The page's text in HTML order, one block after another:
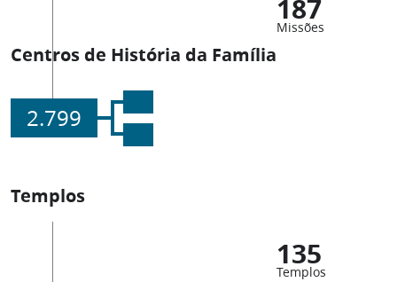
187
Missões
Centros de História da Família
2.799
Templos
135
Templos